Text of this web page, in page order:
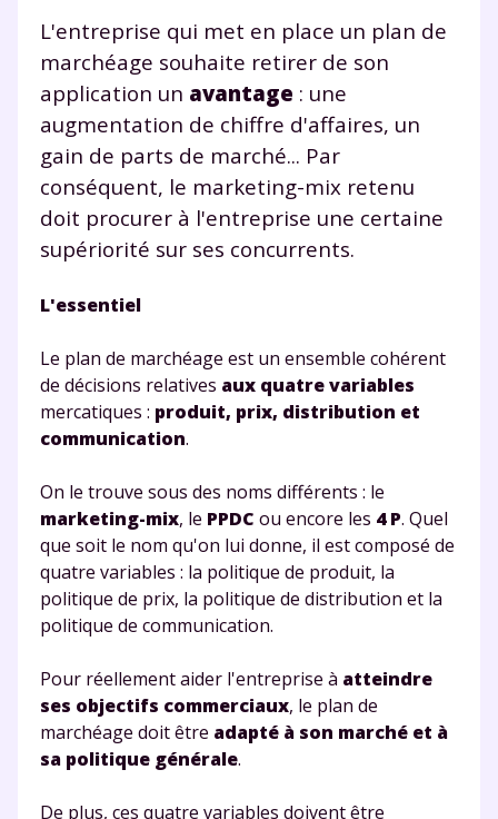
L'entreprise qui met en place un plan de
marchéage souhaite retirer de son
application un avantage : une
augmentation de chiffre d'affaires, un
gain de parts de marché... Par
conséquent, le marketing-mix retenu
doit procurer à l'entreprise une certaine
supériorité sur ses concurrents.
L'essentiel
Le plan de marchéage est un ensemble cohérent
de décisions relatives aux quatre variables
mercatiques : produit, prix, distribution et
communication.
On le trouve sous des noms différents : le
marketing-mix, le PPDC ou encore les 4 P. Quel
que soit le nom qu'on lui donne, il est composé de
quatre variables : la politique de produit, la
politique de prix, la politique de distribution et la
politique de communication.
Pour réellement aider l'entreprise à atteindre
ses objectifs commerciaux, le plan de
marchéage doit être adapté à son marché et à
sa politique générale.
De plus, ces quatre variables doivent être
Testez gratuitement
pendant 24h notre
plateforme de soutien
scolaire !
Fiches de cours et vidéos ,exercices
Unespace dédié aux parents
Tout le programme scolaire du CP à
la Terminale
Des profs expérimentés disponibles
à la demande par tchat, audio ou
TESTER GRATUITEMENT
renseignant votre e-mail, vous consentez à ce que vos
données à caractère personnel soient traitées par SEJER, sous
la marque myMaxicours, afin que SEJER puisse vous donner
accès au service de soutien scolaire pendant 24h. Pour en
savoir plus sur la gestion de vos données personnelles et
pour exercer vos droits, vous pouvez consulter